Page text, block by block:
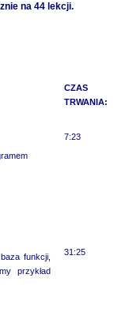
na 44 lekcji.
CZAS
TRWANIA:
7:23
funkcji,
przykład
31:25